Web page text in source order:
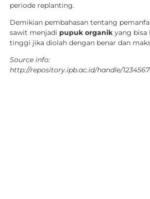
periode replanting.
Demikian pembahasan tentang
sawit menjadi pupuk organik yang bisa
tinggi jika diolah dengan benar dan
Source info:
http://repository.ipb.ac.id/handle/